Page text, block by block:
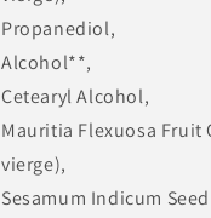
Propanediol,
Alcohol**,
Cetearyl Alcohol,
Mauritia Flexuosa
vierge),
Sesamum Indicum